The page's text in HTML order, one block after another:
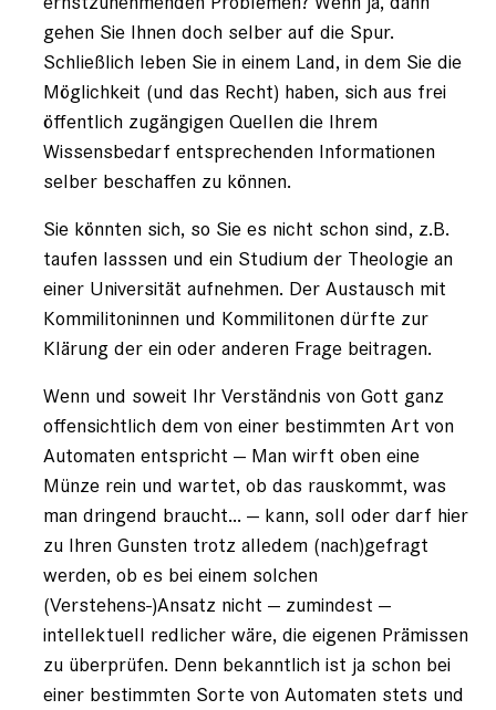
gehen Sie Ihnen doch selber auf die Spur.
Schließlich leben Sie in einem Land, in dem Sie die
Möglichkeit (und das Recht) haben, sich aus frei
öffentlich zugängigen Quellen die Ihrem
Wissensbedarf entsprechenden Informationen
selber beschaffen zu können.
Sie könnten sich, so Sie es nicht schon sind, z.B.
taufen lasssen und ein Studium der Theologie an
einer Universität aufnehmen. Der Austausch mit
Kommilitoninnen und Kommilitonen dürfte zur
Klärung der ein oder anderen Frage beitragen.
Wenn und soweit Ihr Verständnis von Gott ganz
offensichtlich dem von einer bestimmten Art von
Automaten entspricht — Man wirft oben eine
Münze rein und wartet, ob das rauskommt, was
man dringend braucht... — kann, soll oder darf hier
zu Ihren Gunsten trotz alledem (nach)gefragt
werden, ob es bei einem solchen
(Verstehens-)Ansatz nicht — zumindest —
intellektuell redlicher wäre, die eigenen Prämissen
zu überprüfen. Denn bekanntlich ist ja schon bei
einer bestimmten Sorte von Automaten stets und